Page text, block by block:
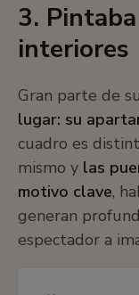
3.
interiores
Gran parte de
lugar: su
cuadro es
mismo y las
motivo clave,
generan
espectador a